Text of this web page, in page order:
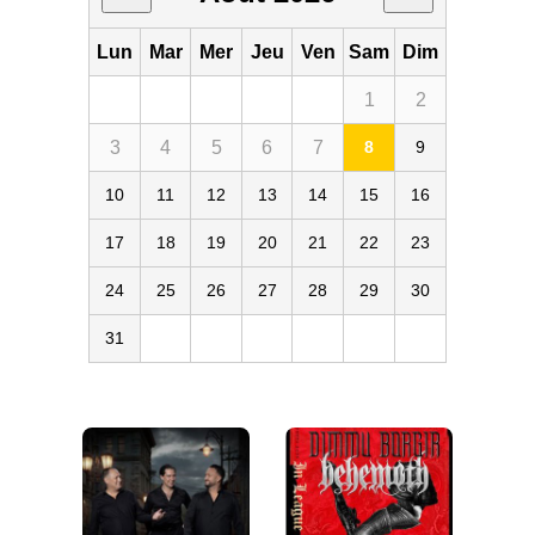
Lun Mar Mer Jeu Ven Sam Dim
1 2
3 4 5 6 7 8 9
10 11 12 13 14 15 16
17 18 19 20 21 22 23
24 25 26 27 28 29 30
31